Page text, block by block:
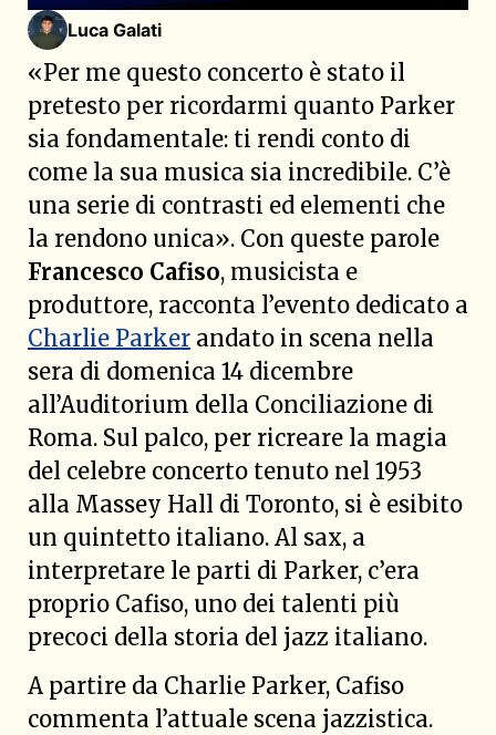
Luca Galati
«Per me questo concerto è stato il
pretesto per ricordarmi quanto Parker
sia fondamentale: ti rendi conto di
come la sua musica sia incredibile. C’è
una serie di contrasti ed elementi che
la rendono unica». Con queste parole
Francesco Cafiso, musicista e
produttore, racconta l’evento dedicato a
Charlie Parker andato in scena nella
sera di domenica 14 dicembre
all’Auditorium della Conciliazione di
Roma. Sul palco, per ricreare la magia
del celebre concerto tenuto nel 1953
alla Massey Hall di Toronto, si è esibito
un quintetto italiano. Al sax, a
interpretare le parti di Parker, c’era
proprio Cafiso, uno dei talenti più
precoci della storia del jazz italiano.
A partire da Charlie Parker, Cafiso
commenta l’attuale scena jazzistica.